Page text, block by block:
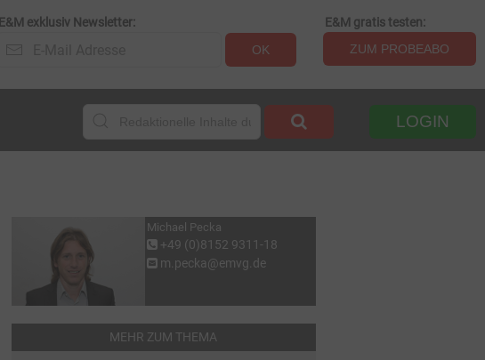
E&M exklusiv Newsletter:
OK
E&M gratis testen:
ZUM PROBEABO
LOGIN
Michael Pecka
+49 (0)8152 9311-18
m.pecka@emvg.de
MEHR ZUM THEMA